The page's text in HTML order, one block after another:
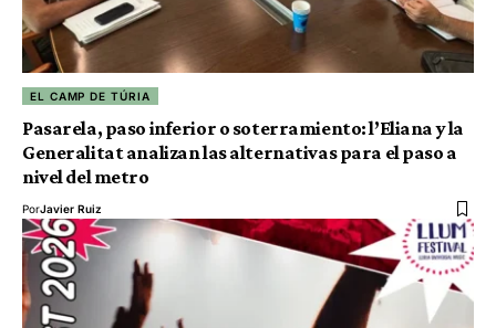
EL CAMP DE TÚRIA
Pasarela, paso inferior o soterramiento: l’Eliana y la
Generalitat analizan las alternativas para el paso a
nivel del metro
PorJavier Ruiz